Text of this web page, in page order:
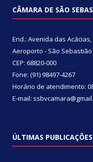
CÂMARA DE SÃO
End.: Avenida das Acácias,
Aeroporto - São Sebastião
CEP: 68820-000
Fone: (91) 98497-4267
Horário de atendimento:
E-mail:
ÚLTIMAS PUBLICAÇÕES